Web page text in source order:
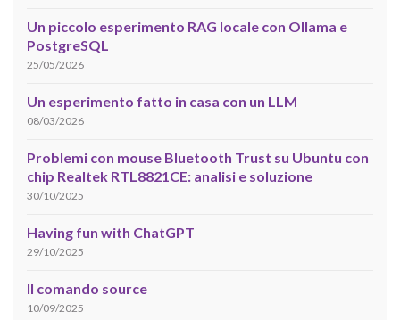
Un piccolo esperimento RAG locale con Ollama e
PostgreSQL
25/05/2026
Un esperimento fatto in casa con un LLM
08/03/2026
Problemi con mouse Bluetooth Trust su Ubuntu con
chip Realtek RTL8821CE: analisi e soluzione
30/10/2025
Having fun with ChatGPT
29/10/2025
Il comando source
10/09/2025